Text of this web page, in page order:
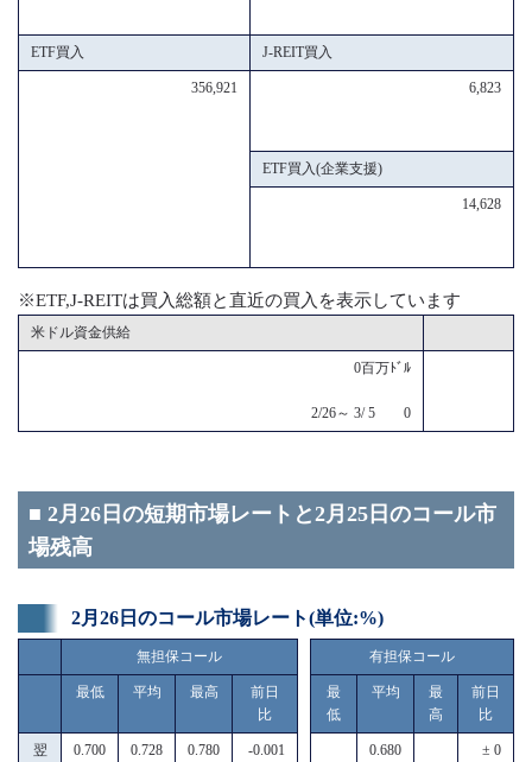
ETF買入 J-REIT買入
356,921 6,823
ETF買入(企業支援)
14,628
※ETF,J-REITは買入総額と直近の買入を表示しています
米ドル資金供給
0百万ﾄﾞﾙ
2/26～ 3/ 5 0
■ 2月26日の短期市場レートと2月25日のコール市
場残高
2月26日のコール市場レート(単位:%)
無担保コール
最低 平均 最高
前日
比
翌
0.700 0.728 0.780 -0.001
有担保コール
最
低
平均
最
高
前日
比
0.680 ± 0